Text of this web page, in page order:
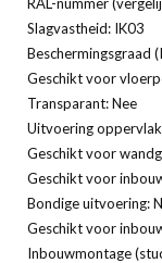
Slagvastheid: IK03
Beschermingsgraad
Geschikt voor
Transparant: Nee
Uitvoering
Geschikt voor
Geschikt voor
Bondige uitvoering:
Geschikt voor
Inbouwmontage